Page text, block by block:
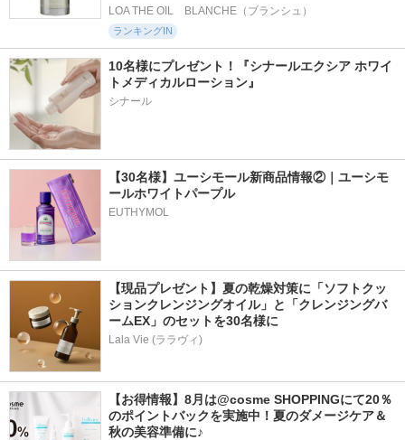
LOA THE OIL　BLANCHE（ブランシュ）
ランキングIN
10名様にプレゼント！『シナールエクシア ホワイ
トメディカルローション』
シナール
【30名様】ユーシモール新商品情報②｜ユーシモ
ールホワイトパープル
EUTHYMOL
【現品プレゼント】夏の乾燥対策に「ソフトクッ
ションクレンジングオイル」と「クレンジングバ
ームEX」のセットを30名様に
Lala Vie (ララヴィ)
【お得情報】8月は@cosme SHOPPINGにて20％
のポイントバックを実施中！夏のダメージケア＆
秋の美容準備に♪